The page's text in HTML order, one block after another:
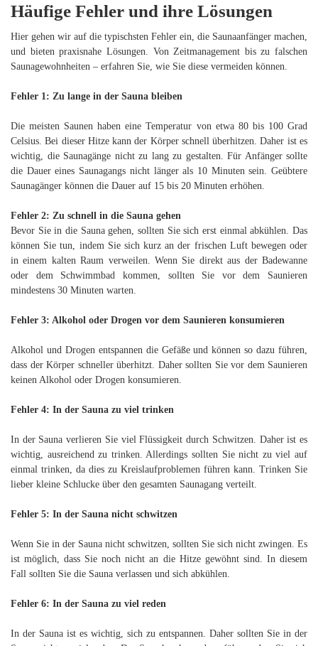
Häufige Fehler und ihre Lösungen
Hier gehen wir auf die typischsten Fehler ein, die Saunaanfänger machen,
und bieten praxisnahe Lösungen. Von Zeitmanagement bis zu falschen
Saunagewohnheiten – erfahren Sie, wie Sie diese vermeiden können.
Fehler 1: Zu lange in der Sauna bleiben
Die meisten Saunen haben eine Temperatur von etwa 80 bis 100 Grad
Celsius. Bei dieser Hitze kann der Körper schnell überhitzen. Daher ist es
wichtig, die Saunagänge nicht zu lang zu gestalten. Für Anfänger sollte
die Dauer eines Saunagangs nicht länger als 10 Minuten sein. Geübtere
Saunagänger können die Dauer auf 15 bis 20 Minuten erhöhen.
Fehler 2: Zu schnell in die Sauna gehen
Bevor Sie in die Sauna gehen, sollten Sie sich erst einmal abkühlen. Das
können Sie tun, indem Sie sich kurz an der frischen Luft bewegen oder
in einem kalten Raum verweilen. Wenn Sie direkt aus der Badewanne
oder dem Schwimmbad kommen, sollten Sie vor dem Saunieren
mindestens 30 Minuten warten.
Fehler 3: Alkohol oder Drogen vor dem Saunieren konsumieren
Alkohol und Drogen entspannen die Gefäße und können so dazu führen,
dass der Körper schneller überhitzt. Daher sollten Sie vor dem Saunieren
keinen Alkohol oder Drogen konsumieren.
Fehler 4: In der Sauna zu viel trinken
In der Sauna verlieren Sie viel Flüssigkeit durch Schwitzen. Daher ist es
wichtig, ausreichend zu trinken. Allerdings sollten Sie nicht zu viel auf
einmal trinken, da dies zu Kreislaufproblemen führen kann. Trinken Sie
lieber kleine Schlucke über den gesamten Saunagang verteilt.
Fehler 5: In der Sauna nicht schwitzen
Wenn Sie in der Sauna nicht schwitzen, sollten Sie sich nicht zwingen. Es
ist möglich, dass Sie noch nicht an die Hitze gewöhnt sind. In diesem
Fall sollten Sie die Sauna verlassen und sich abkühlen.
Fehler 6: In der Sauna zu viel reden
In der Sauna ist es wichtig, sich zu entspannen. Daher sollten Sie in der